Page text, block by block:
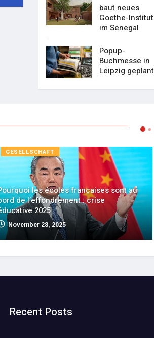
baut neues
Goethe-Institut
im Senegal
Popup-
Buchmesse in
Leipzig geplant
GESELLSCHAFT
les écoles françaises sont au
de l’effondrement : crise
2025
November 28, 2025
Recent Posts